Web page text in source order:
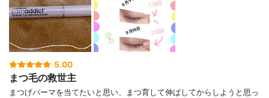
5.00
まつ毛の救世主
まつげパーマを当てたいと思い、まつ育して伸ばしてからしようと思っ